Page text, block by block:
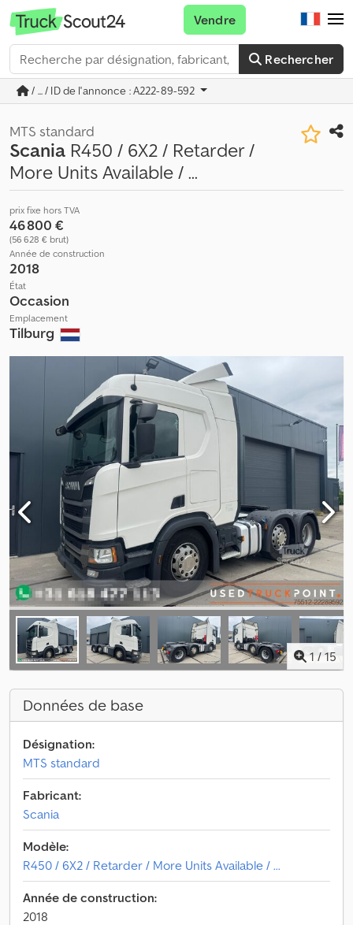
Rechercher
Vendre
/ ... / ID de l'annonce : A222-89-592
MTS standard
Scania R450 / 6X2 / Retarder /
More Units Available / ...
prix fixe hors TVA
46 800 €
(56 628 € brut)
Année de construction
2018
État
Occasion
Emplacement
Tilburg
1 / 15
Données de base
Désignation:
MTS standard
Fabricant:
Scania
Modèle:
R450 / 6X2 / Retarder / More Units Available / ...
Année de construction:
2018